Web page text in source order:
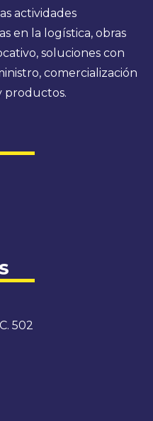
actividades
en la logística, obras
soluciones con
comercialización
productos.
502